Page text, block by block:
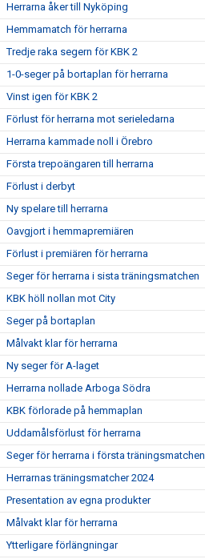
Herrarna åker till Nyköping
Hemmamatch för herrarna
Tredje raka segern för KBK 2
1-0-seger på bortaplan för herrarna
Vinst igen för KBK 2
Förlust för herrarna mot serieledarna
Herrarna kammade noll i Örebro
Första trepoängaren till herrarna
Förlust i derbyt
Ny spelare till herrarna
Oavgjort i hemmapremiären
Förlust i premiären för herrarna
Seger för herrarna i sista träningsmatchen
KBK höll nollan mot City
Seger på bortaplan
Målvakt klar för herrarna
Ny seger för A-laget
Herrarna nollade Arboga Södra
KBK förlorade på hemmaplan
Uddamålsförlust för herrarna
Seger för herrarna i första träningsmatchen
Herrarnas träningsmatcher 2024
Presentation av egna produkter
Målvakt klar för herrarna
Ytterligare förlängningar